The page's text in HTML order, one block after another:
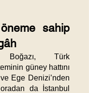
sahip
Boğazı, Türk
güney hattını
Ege Denizi’nden
oradan da İstanbul